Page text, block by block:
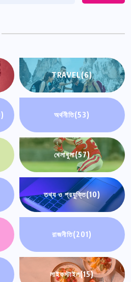
TRAVEL(6)
অর্থনীতি(53)
খেলাধুলা(57)
তথ্য ও প্রযুক্তি(10)
রাজনীতি(201)
লাইফস্টাইল(15)